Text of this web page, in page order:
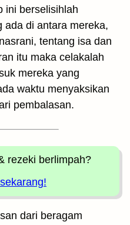
ini berselisihlah
ada di antara mereka,
tentang isa dan
itu maka celakalah
mereka yang
waktu menyaksikan
pembalasan.
rezeki berlimpah?
dari beragam